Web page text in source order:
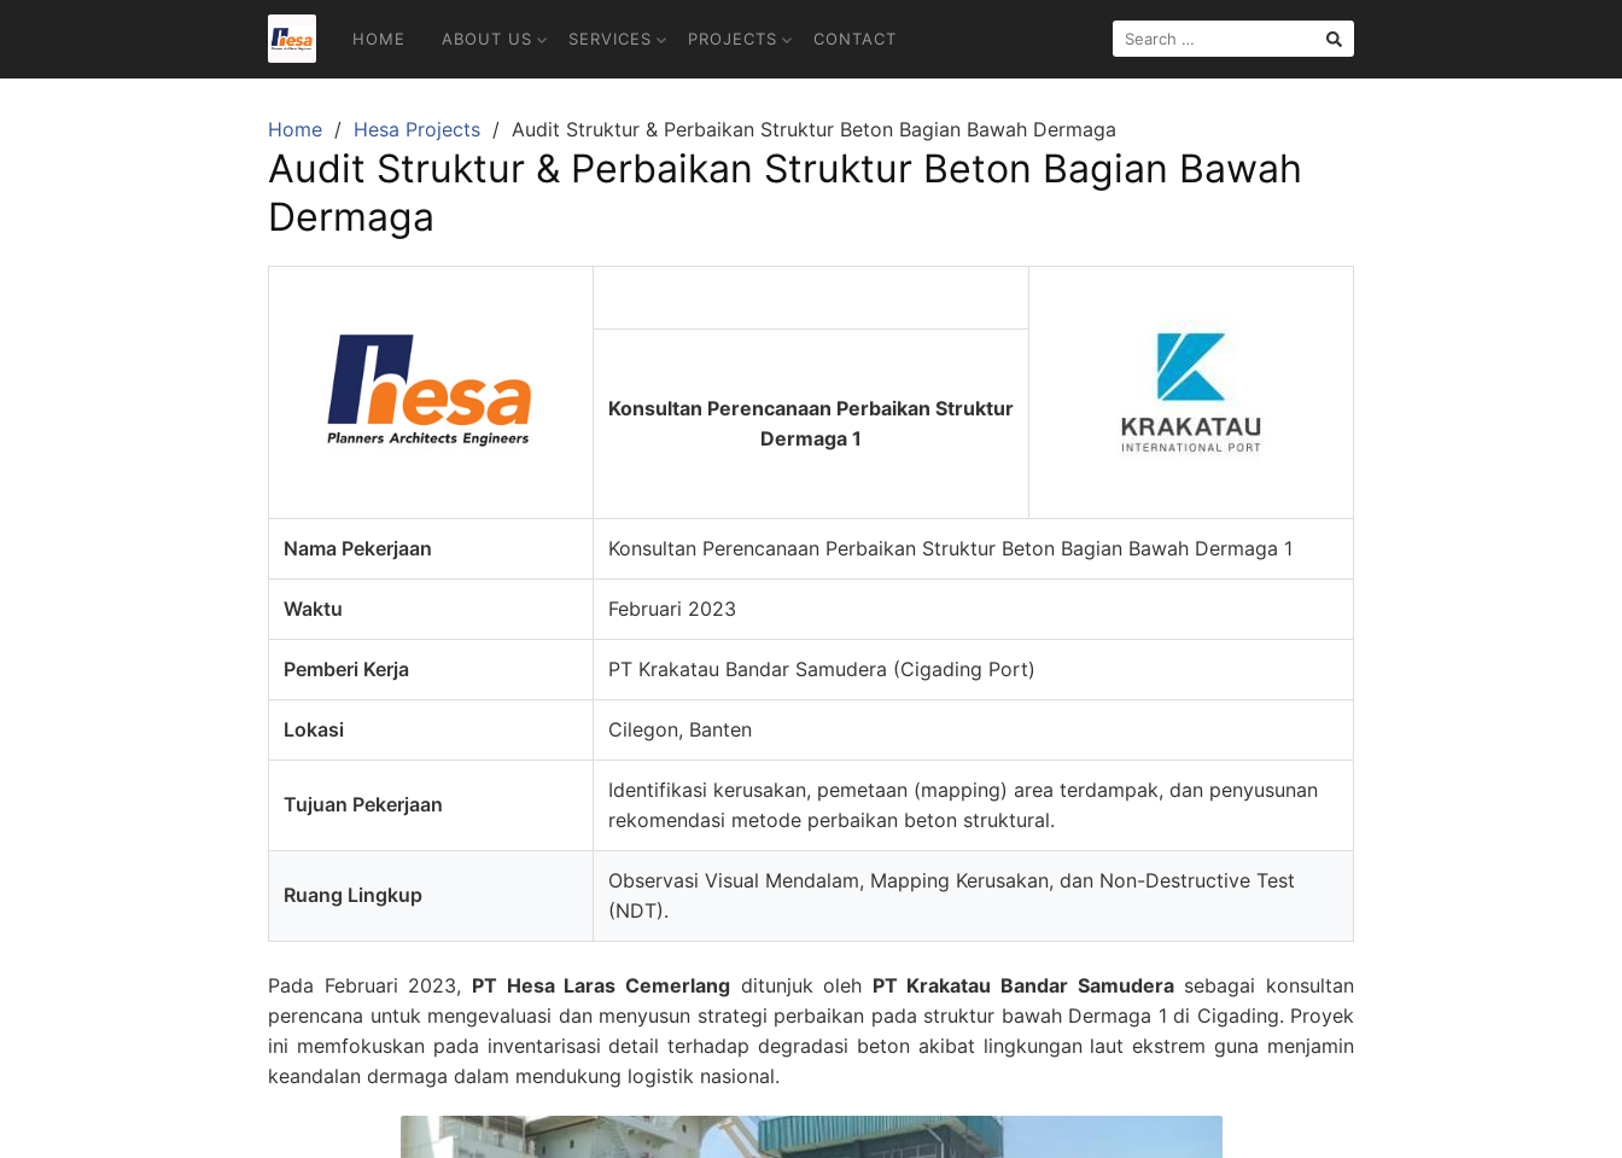
content
HOME ABOUT US SERVICES PROJECTS CONTACT
SEARCH
FOR:
Home Hesa Projects Audit Struktur & Perbaikan Struktur Beton Bagian Bawah Dermaga
Audit Struktur & Perbaikan Struktur Beton Bagian Bawah
Dermaga
Konsultan Perencanaan Perbaikan Struktur
Dermaga 1
Nama Pekerjaan Konsultan Perencanaan Perbaikan Struktur Beton Bagian Bawah Dermaga 1
Waktu Februari 2023
Pemberi Kerja PT Krakatau Bandar Samudera (Cigading Port)
Lokasi Cilegon, Banten
Tujuan Pekerjaan
Identifikasi kerusakan, pemetaan (mapping) area terdampak, dan penyusunan
rekomendasi metode perbaikan beton struktural.
Ruang Lingkup
Observasi Visual Mendalam, Mapping Kerusakan, dan Non-Destructive Test
(NDT).
Pada Februari 2023, PT Hesa Laras Cemerlangditunjuk oleh PT Krakatau Bandar Samuderasebagai konsultan
perencana untuk mengevaluasi dan menyusun strategi perbaikan pada struktur bawah Dermaga 1 di Cigading. Proyek
ini memfokuskan pada inventarisasi detail terhadap degradasi beton akibat lingkungan laut ekstrem guna menjamin
keandalan dermaga dalam mendukung logistik nasional.